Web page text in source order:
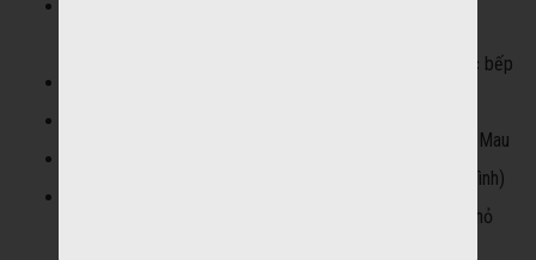
Còn thương góc bếp
Thương lắm Cà Mau
Con cò trắng (Tình)
Sông quê tình nhỏ